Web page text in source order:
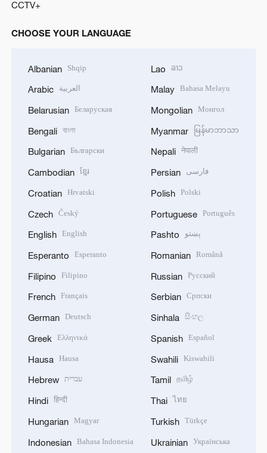
CCTV+
CHOOSE YOUR LANGUAGE
Albanian Shqip
Arabic العربية
Belarusian Беларуская
Bengali বাংলা
Bulgarian Български
Cambodian ខ្មែរ
Croatian Hrvatski
Czech Český
English English
Esperanto Esperanto
Filipino Filipino
French Français
German Deutsch
Greek Ελληνικά
Hausa Hausa
Hebrew עברית
Hindi हिन्दी
Hungarian Magyar
Indonesian Bahasa Indonesia
Lao ລາວ
Malay Bahasa Melayu
Mongolian Монгол
Myanmar မြန်မာဘာသာ
Nepali नेपाली
Persian فارسی
Polish Polski
Portuguese Português
Pashto پښتو
Romanian Română
Russian Русский
Serbian Српски
Sinhala සිංහල
Spanish Español
Swahili Kiswahili
Tamil தமிழ்
Thai ไทย
Turkish Türkçe
Ukrainian Українська